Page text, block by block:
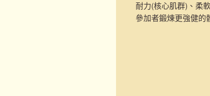
耐力(核心肌群)、柔
參加者鍛煉更強健的